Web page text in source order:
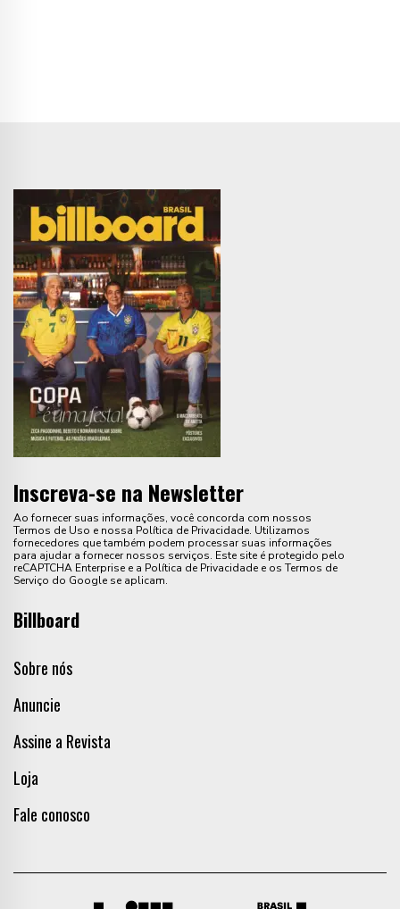
Inscreva-se na Newsletter
Ao fornecer suas informações, você concorda com nossos
Termos de Uso e nossa Política de Privacidade. Utilizamos
fornecedores que também podem processar suas informações
para ajudar a fornecer nossos serviços. Este site é protegido pelo
reCAPTCHA Enterprise e a Política de Privacidade e os Termos de
Serviço do Google se aplicam.
Billboard
Sobre nós
Anuncie
Assine a Revista
Loja
Fale conosco